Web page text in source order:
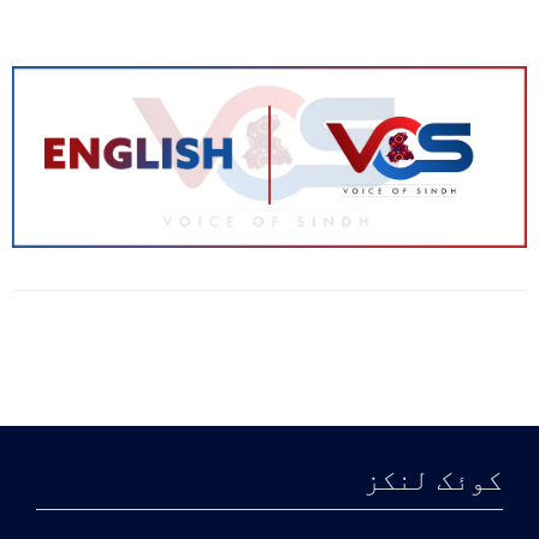
کا اپنی تحریک پر کوئی کنٹرول نہیں
رہا، بیرونی ہاتھوں کے ملوث ہونے
کے ٹھوس ثبوت ہونے کے بعد اس کی
حیثیت بالکل ہی متنازعہ ہو گئی ہے
جبکہ اے این پی کی جہاندیدہ قیادت
جماعتوں کو بھی بلایا گیا تھا، اس
کوئک لنکز